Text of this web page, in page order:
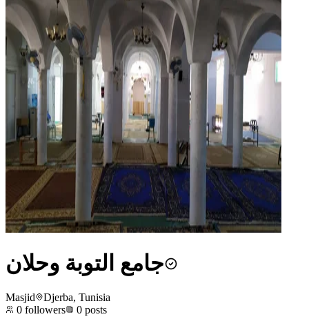
جامع التوبة وحلان
Masjid
Djerba, Tunisia
0 followers 0 posts